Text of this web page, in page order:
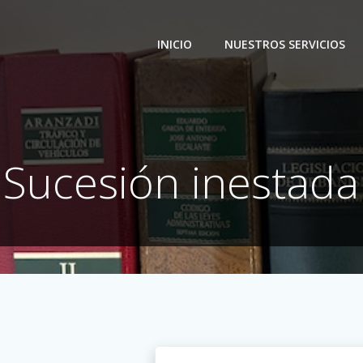
INICIO NUESTROS SERVICIOS
Sucesión inestada